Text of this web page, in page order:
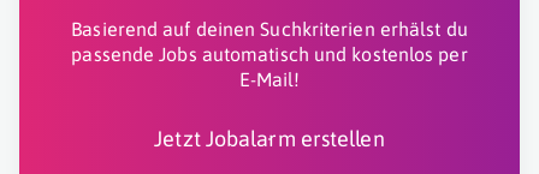
Basierend auf deinen Suchkriterien erhälst du
passende Jobs automatisch und kostenlos per
E-Mail!
Jetzt Jobalarm erstellen